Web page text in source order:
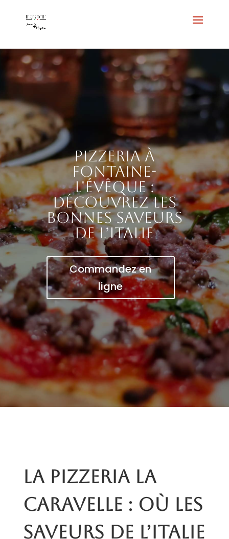
Pizzeria à
Fontaine-
l'Évêque :
découvrez les
bonnes saveurs
de l’Italie
Commandez en
ligne
La pizzeria La
Caravelle : où les
saveurs de l’Italie